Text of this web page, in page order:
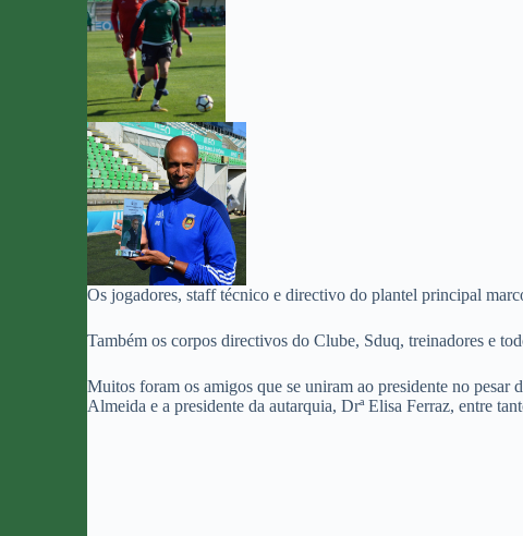
Os jogadores, staff técnico e directivo do plantel principal
Também os corpos directivos do Clube, Sduq, treinadores e
Muitos foram os amigos que se uniram ao presidente no pesar
Almeida e a presidente da autarquia, Drª Elisa Ferraz, entre